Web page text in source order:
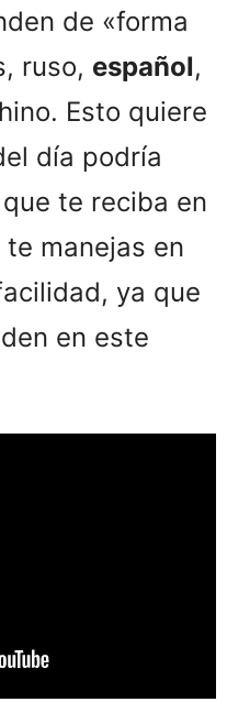
de «forma
ruso, español,
Esto quiere
día podría
te reciba en
manejas en
ya que
en este